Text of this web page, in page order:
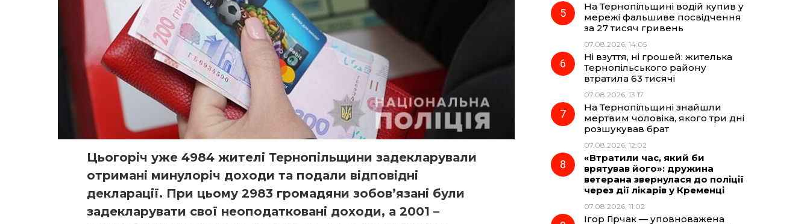
Цьогоріч уже 4984 жителі Тернопільщини задекларували
отримані минулоріч доходи та подали відповідні
декларації. При цьому 2983 громадяни зобов’язані були
задекларувати свої неоподатковані доходи, а 2001 –
На Тернопільщині водій купив у
мережі фальшиве посвідчення
за 27 тисяч гривень
07.08.2026, 14:05
Ні взуття, ні грошей: жителька
Тернопільського району
втратила 63 тисячі
07.08.2026, 13:17
На Тернопільщині знайшли
мертвим чоловіка, якого три дні
розшукував брат
07.08.2026, 12:02
«Втратили час, який би
врятував його»: дружина
ветерана звернулася до поліції
через дії лікарів у Кременці
07.08.2026, 11:02
Ігор Гірчак — уповноважена